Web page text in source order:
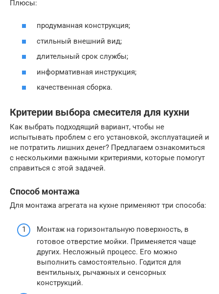
Плюсы:
продуманная конструкция;
стильный внешний вид;
длительный срок службы;
информативная инструкция;
качественная сборка.
Критерии выбора смесителя для кухни
Как выбрать подходящий вариант, чтобы не
испытывать проблем с его установкой, эксплуатацией и
не потратить лишних денег? Предлагаем ознакомиться
с несколькими важными критериями, которые помогут
справиться с этой задачей.
Способ монтажа
Для монтажа агрегата на кухне применяют три способа:
Монтаж на горизонтальную поверхность, в
готовое отверстие мойки. Применяется чаще
других. Несложный процесс. Его можно
выполнить самостоятельно. Годится для
вентильных, рычажных и сенсорных
конструкций.